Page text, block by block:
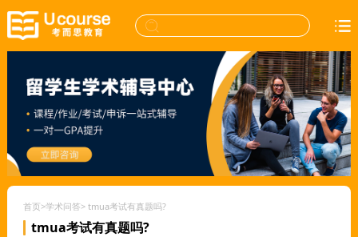
首页>学术问答> tmua考试有真题吗?
tmua考试有真题吗?